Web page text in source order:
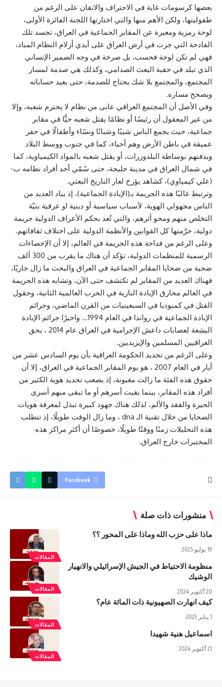
بعضها كرسومات غاية في الاحتراف والاتقان علی الرغم من
طفوليتها، ولكن الأهم منها والتي اختارتها اللجنة الفائزة الأولى،
لوحة رمزية ومعبرة عن المقابر الجماعية في العراق، تجسد تلك
الفادحة التي جرت في أرض العراق علی أيدي أزلام النظام المباد،
فهي لم تكن لوحة فحسب، بل صرخة في وجه الضمير الإنساني
الذي تبلد في حقبة البعث الصدامي، وكذلك هي صدمة لمسار
المجتمع، والمجتمع بلا شك يحتاج للصدمة، حتى يعيد حساباته
ويصحح مساره.
وفي الأصل أن المجتمع العراقي عانی من نظام لا يحترم شعبه، وإلا
من غير المعقول أن رئيسًا أو نظامًا يقتل شعبه حيًّا في مقابر
جماعية، حيث يجمع الناس شيبًا وشبانًا ونسًاء وأطفالًا في حفر
عميقة في باطن الأرض وهم أحياء، كما في جنوب ووسط البلاد
ويدفنهم بوساطة البلدوزرات، أو يقتل شعبه بالمواد الكيمياوية، كما
في شمال العراق في مدينة حلبجة، حتى سُمّي أحد أفراد نظامه ب-
(علي كيمياوي)، كشاهد يؤرخ لعار التاريخ البعثي.
وترتبط غالبًا هذه الجريمة بـ(الإبادة الجماعية)، إذ يباد العديد من
الناس مجهولي الهوية، لأسباب سياسية أو دينية او عرقية بنيّة
التخلص منهم ومحو أثرهم، والتي تُعد بحكم الأعراف الدولية جريمة
دولية، حرّمتها كل القوانين والأنظمة الدولية علی اختلاف ثقافاتهم.
وعلی الرغم من فداحة هذه الجريمة في العالم، إلا أن الإحصاءات
الرسمية للمنظمات الدولية، تؤكد أن هناك ما يقرب من 300 ألف
ضحية من ضحايا المقابر الجماعية في العراق والبحث ما زال جاريًا،
فهناك العديد من المقابر لم تكتشف حتى الآن، وتشابه هذه الجريمة
في العالم محارق الإبادة النازية في الحرب العالمية الثانية، وحقول
القتل في كمبوديا في السبعينيات من القرن الماضي، وجرائم
الإبادة الجماعية في رواندا في العام 1994… واخيرًا جرائم الإبادة
البشعة لعصابات داعش الإجرامية في العراق عام 2014 ، بحق
العراقيين المسلمين والإيزيديين.
وعلی الرغم من تحديد الحكومة العراقية بأن يوم السادس عشر من
أيار في العام 2007 ، هو يوم المقابر الجماعية في العراق، إلا أن
حقوق هذه الفئة ما زالت مغبونة، إذ يصعب تحديد هوية الكثير من
أفراد هذه المقابر، بينما بقيت أسرهم أو ما تبقی منهم أسری
الحيرة والفقد والألم، لذلك هناك جهود كبيرة تبذل لمعرفة هويات
الضحايا من خلال تقنية الـ dna ، وما زال الوقت طويلًا، إذ تتطلب
هذه التحليلات زمنًا ووقتًا طويلًا، خصوصًا أن أكثر مراكز هذه
المختبرات خارج العراق.
Facebook
منشورات ذات صلة
المقالات
ماذا على حزب الله وماذا على المحور ؟؟
19 يوليو 2025
المقالات
منظومة الاحتياط في الجيش الإسرائيلي والانهيار
الوشيك
20 أكتوبر 2024
المقالات
كيف انهارت الصهيونية ذات المائة عام؟
1 يناير 2025
المقالات
اسماعيل هنية شهيدا
21 أكتوبر 2024